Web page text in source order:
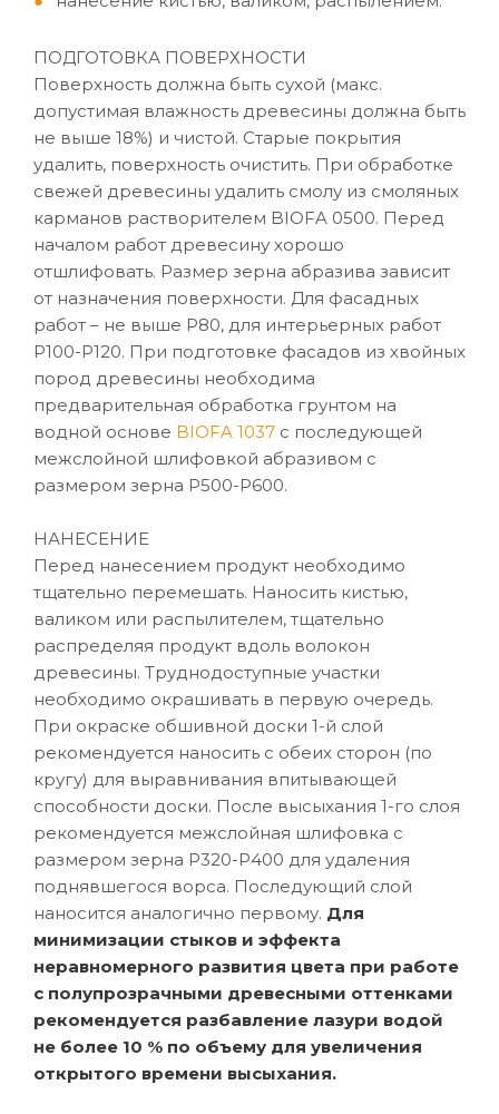
ПОДГОТОВКА ПОВЕРХНОСТИ
Поверхность должна быть сухой (макс.
допустимая влажность древесины должна быть
не выше 18%) и чистой. Старые покрытия
удалить, поверхность очистить. При обработке
свежей древесины удалить смолу из смоляных
карманов растворителем BIOFA 0500. Перед
началом работ древесину хорошо
отшлифовать. Размер зерна абразива зависит
от назначения поверхности. Для фасадных
работ – не выше P80, для интерьерных работ
P100-P120. При подготовке фасадов из хвойных
пород древесины необходима
предварительная обработка грунтом на
водной основе BIOFA 1037 с последующей
межслойной шлифовкой абразивом с
размером зерна P500-P600.
НАНЕСЕНИЕ
Перед нанесением продукт необходимо
тщательно перемешать. Наносить кистью,
валиком или распылителем, тщательно
распределяя продукт вдоль волокон
древесины. Труднодоступные участки
необходимо окрашивать в первую очередь.
При окраске обшивной доски 1-й слой
рекомендуется наносить с обеих сторон (по
кругу) для выравнивания впитывающей
способности доски. После высыхания 1-го слоя
рекомендуется межслойная шлифовка с
размером зерна P320-Р400 для удаления
поднявшегося ворса. Последующий слой
наносится аналогично первому. Для
минимизации стыков и эффекта
неравномерного развития цвета при работе
с полупрозрачными древесными оттенками
рекомендуется разбавление лазури водой
не более 10 % по объему для увеличения
открытого времени высыхания.